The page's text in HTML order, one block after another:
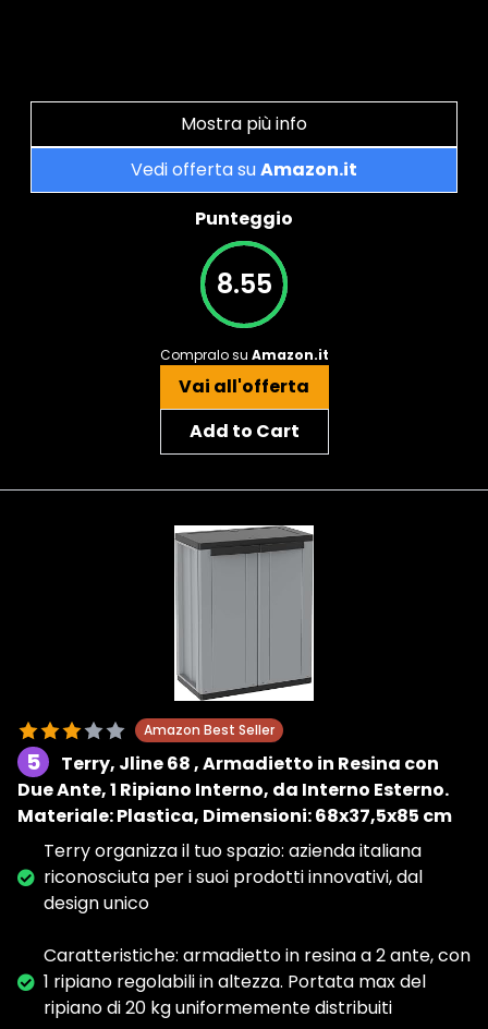
Mostra più info
Vedi offerta suAmazon.it
Punteggio
8.55
Compralo su Amazon.it
Vai all'offerta
Add to Cart
Amazon Best Seller
5
Terry, Jline 68 , Armadietto in Resina con
Due Ante, 1 Ripiano Interno, da Interno Esterno.
Materiale: Plastica, Dimensioni: 68x37,5x85 cm
Terry organizza il tuo spazio: azienda italiana
riconosciuta per i suoi prodotti innovativi, dal
design unico
Caratteristiche: armadietto in resina a 2 ante, con
1 ripiano regolabili in altezza. Portata max del
ripiano di 20 kg uniformemente distribuiti